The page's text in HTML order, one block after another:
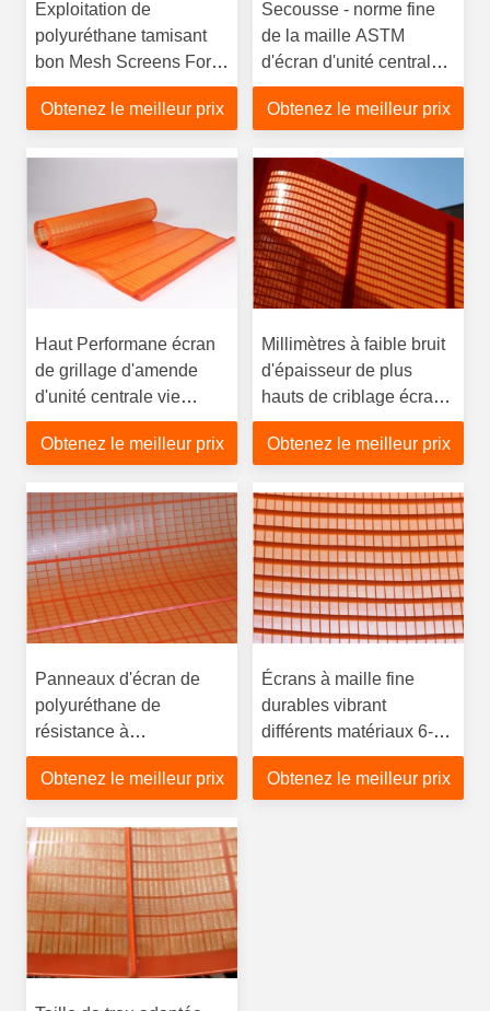
Exploitation de
polyuréthane tamisant
bon Mesh Screens For
Mine Dewatering
Obtenez le meilleur prix
Secousse - norme fine
de la maille ASTM
d'écran d'unité centrale
d'écoulement pour
examiner dur pour
Obtenez le meilleur prix
Haut Performane écran
de grillage d'amende
d'unité centrale vie
d'usage de largeur de
0.6-1.6 M la plus longue
Obtenez le meilleur prix
Millimètres à faible bruit
d'épaisseur de plus
hauts de criblage écrans
à maille fine d'exactitude
5-7
Obtenez le meilleur prix
Panneaux d'écran de
polyuréthane de
résistance à
l'usure/tamis fin de
polyuréthane pour les
Obtenez le meilleur prix
Écrans à maille fine
durables vibrant
différents matériaux 6-12
mois de durée de vie
Obtenez le meilleur prix